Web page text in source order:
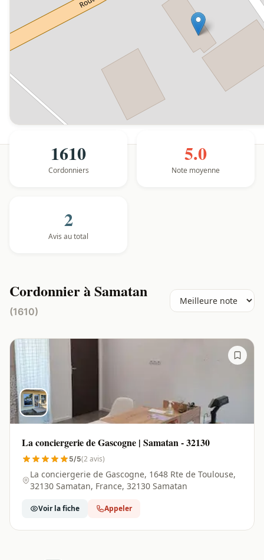
1610
Cordonniers
5.0
Note moyenne
2
Avis au total
Cordonnier à Samatan
(1610)
La conciergerie de Gascogne | Samatan - 32130
5/5(2 avis)
La conciergerie de Gascogne, 1648 Rte de Toulouse,
32130 Samatan, France, 32130 Samatan
Voir la fiche Appeler